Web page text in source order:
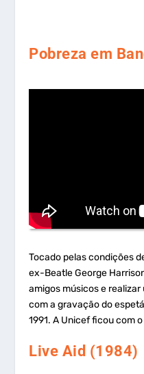
Pobreza em
Tocado pelas condições
ex-Beatle George
amigos músicos e
com a gravação do
1991. A Unicef ficou com
Live Aid (1984)